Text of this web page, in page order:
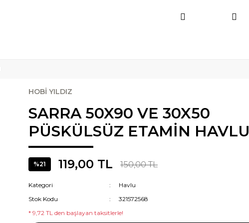
HOBİ YILDIZ
SARRA 50X90 VE 30X50
PÜSKÜLSÜZ ETAMİN HAVLU
%21 119,00 TL 150,00 TL
Kategori
Havlu
Stok Kodu
321572568
* 9,72 TL den başlayan taksitlerle!